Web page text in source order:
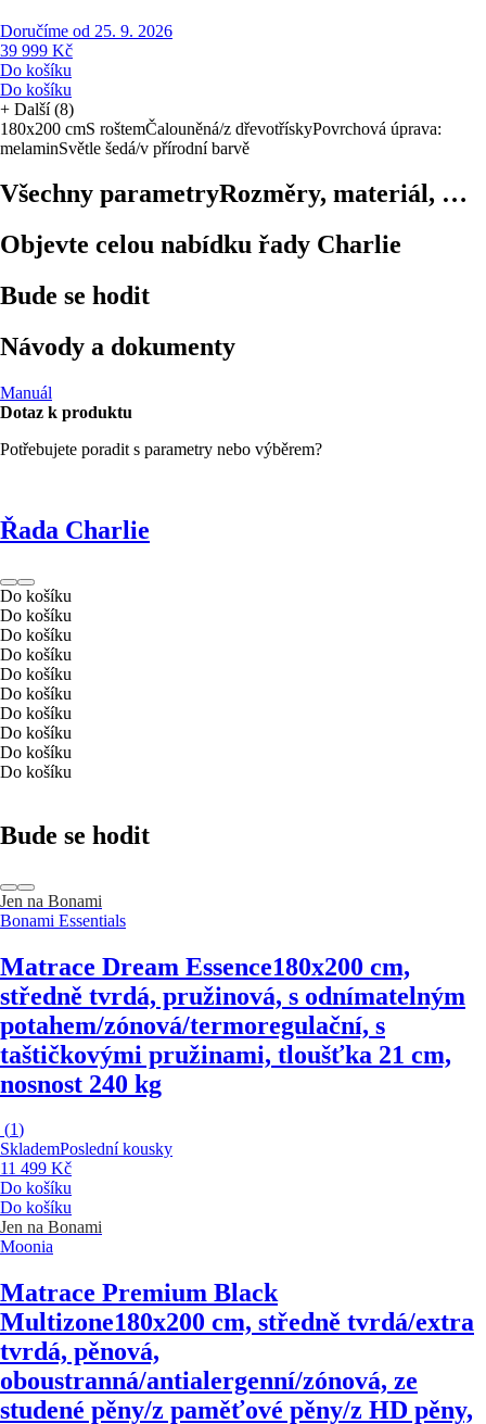
Doručíme od 25. 9. 2026
39 999 Kč
Do košíku
Do košíku
+ Další (8)
180x200 cmS roštemČalouněná/z dřevotřískyPovrchová úprava:
melaminSvětle šedá/v přírodní barvě
Všechny parametryRozměry, materiál, …
Objevte celou nabídku řady Charlie
Bude se hodit
Návody a dokumenty
Manuál
Dotaz k produktu
Potřebujete poradit s parametry nebo výběrem?
Řada Charlie
Do košíku
Do košíku
Do košíku
Do košíku
Do košíku
Do košíku
Do košíku
Do košíku
Do košíku
Do košíku
Bude se hodit
Jen na Bonami
Bonami Essentials
Matrace Dream Essence180x200 cm,
středně tvrdá, pružinová, s odnímatelným
potahem/zónová/termoregulační, s
taštičkovými pružinami, tloušťka 21 cm,
nosnost 240 kg
(1)
SklademPoslední kousky
11 499 Kč
Do košíku
Do košíku
Jen na Bonami
Moonia
Matrace Premium Black
Multizone180x200 cm, středně tvrdá/extra
tvrdá, pěnová,
oboustranná/antialergenní/zónová, ze
studené pěny/z paměťové pěny/z HD pěny,